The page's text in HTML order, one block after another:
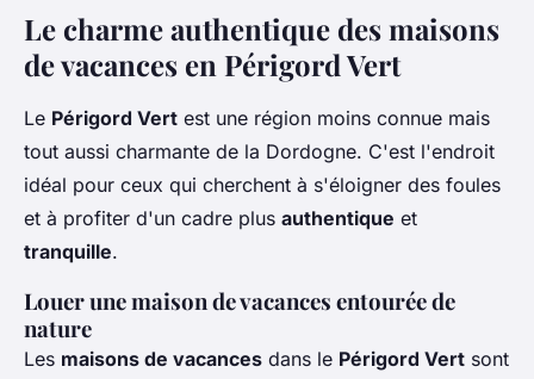
Le charme authentique des maisons
de vacances en Périgord Vert
Le Périgord Vert est une région moins connue mais
tout aussi charmante de la Dordogne. C'est l'endroit
idéal pour ceux qui cherchent à s'éloigner des foules
et à profiter d'un cadre plus authentique et
tranquille.
Louer une maison de vacances entourée de
nature
Les maisons de vacances dans le Périgord Vert sont